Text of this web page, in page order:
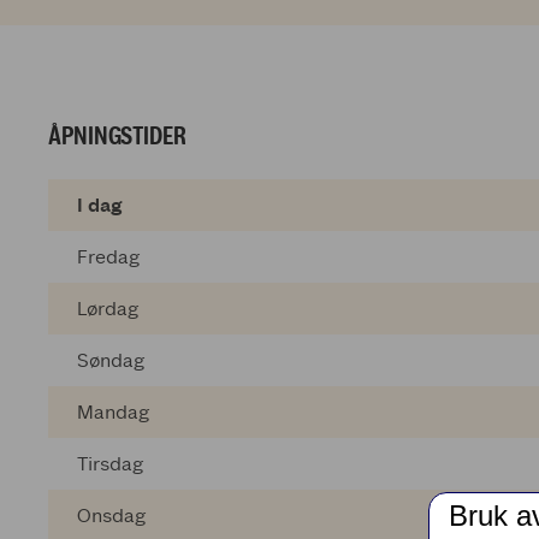
ÅPNINGSTIDER
I dag
Fredag
Lørdag
Søndag
Mandag
Tirsdag
Onsdag Bruk